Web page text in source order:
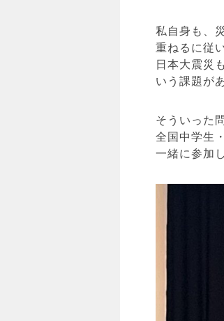
私自身も、
重ねるに従
日本大震災
いう課題が
そういった
全国中学生
一緒に参加